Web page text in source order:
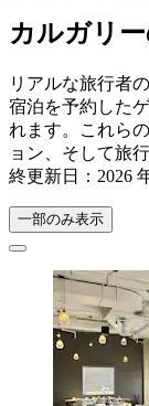
カルガリ
リアルな旅行者
宿泊を予約した
れます。これら
ョン、そして旅
終更新日： 2026
一部のみ表示